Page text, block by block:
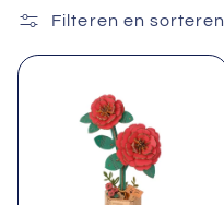
i
e
Filteren en sorteren